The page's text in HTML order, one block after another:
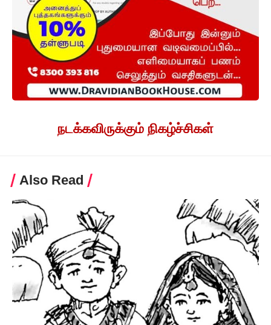
நடக்கவிருக்கும் நிகழ்ச்சிகள்
Also Read